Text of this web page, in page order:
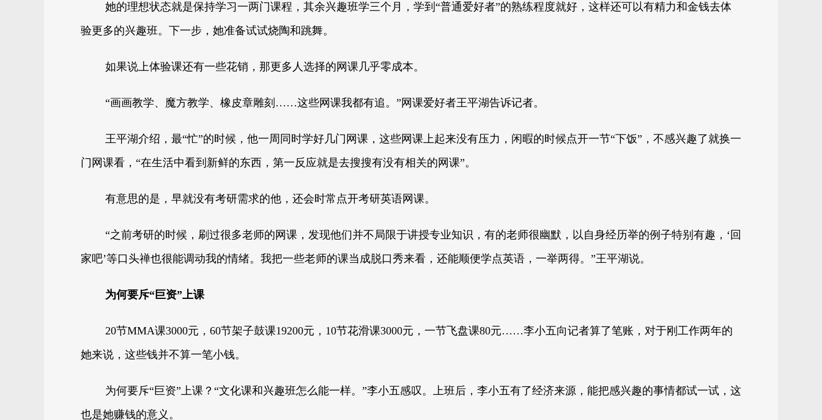
她的理想状态就是保持学习一两门课程，其余兴趣班学三个月，学到“普通爱好者”的熟练程度就好，这样还可以有精力和金钱去体
验更多的兴趣班。下一步，她准备试试烧陶和跳舞。
如果说上体验课还有一些花销，那更多人选择的网课几乎零成本。
“画画教学、魔方教学、橡皮章雕刻……这些网课我都有追。”网课爱好者王平湖告诉记者。
王平湖介绍，最“忙”的时候，他一周同时学好几门网课，这些网课上起来没有压力，闲暇的时候点开一节“下饭”，不感兴趣了就换一
门网课看，“在生活中看到新鲜的东西，第一反应就是去搜搜有没有相关的网课”。
有意思的是，早就没有考研需求的他，还会时常点开考研英语网课。
“之前考研的时候，刷过很多老师的网课，发现他们并不局限于讲授专业知识，有的老师很幽默，以自身经历举的例子特别有趣，‘回
家吧’等口头禅也很能调动我的情绪。我把一些老师的课当成脱口秀来看，还能顺便学点英语，一举两得。”王平湖说。
为何要斥“巨资”上课
20节MMA课3000元，60节架子鼓课19200元，10节花滑课3000元，一节飞盘课80元……李小五向记者算了笔账，对于刚工作两年的
她来说，这些钱并不算一笔小钱。
为何要斥“巨资”上课？“文化课和兴趣班怎么能一样。”李小五感叹。上班后，李小五有了经济来源，能把感兴趣的事情都试一试，这
也是她赚钱的意义。